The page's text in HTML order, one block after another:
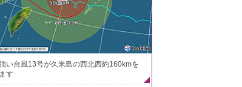
い台風13号が久米島の西北西約160kmを
す